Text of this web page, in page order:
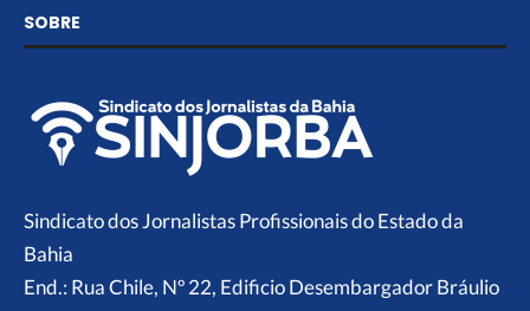
SOBRE
Sindicato dos Jornalistas Profissionais do Estado da
Bahia
End.: Rua Chile, Nº 22, Edificio Desembargador Bráulio